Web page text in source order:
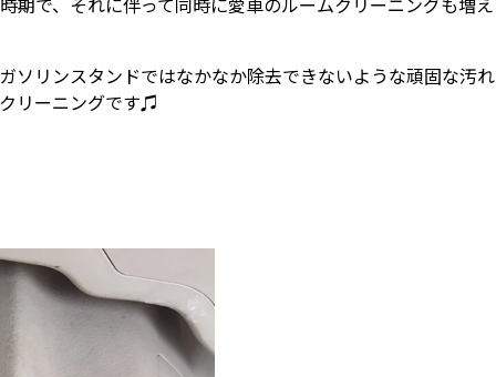
ソリンスタンドではなかなか除去できないような頑固な汚
リーニングです♫